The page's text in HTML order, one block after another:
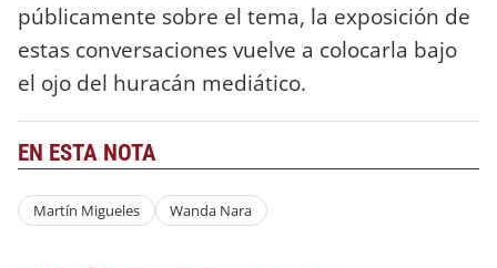
públicamente sobre el tema, la exposición de
estas conversaciones vuelve a colocarla bajo
el ojo del huracán mediático.
EN ESTA NOTA
Martín Migueles Wanda Nara